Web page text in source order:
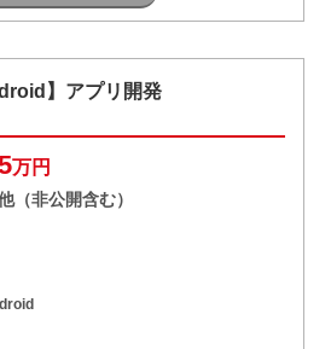
】アプリ開発
万円
非公開含む）